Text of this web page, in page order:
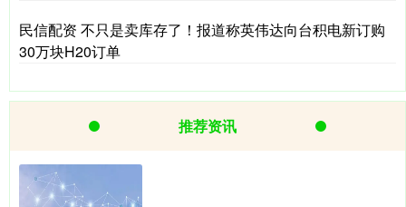
民信配资 不只是卖库存了！报道称英伟达向台积电新订购
30万块H20订单
推荐资讯